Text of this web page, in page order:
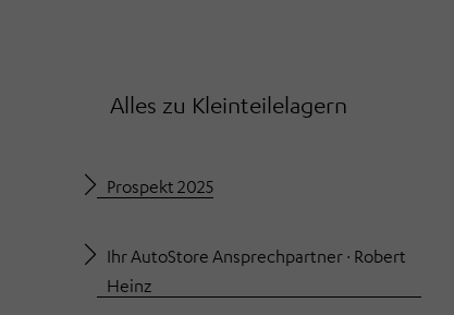
Alles zu Kleinteilelagern
Prospekt 2025
Ihr AutoStore Ansprechpartner · Robert
Heinz